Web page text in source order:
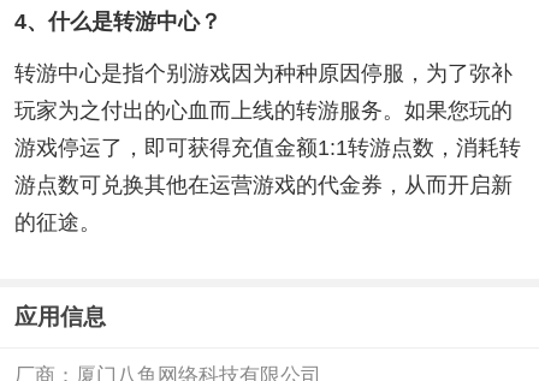
4、什么是转游中心？
转游中心是指个别游戏因为种种原因停服，为了弥补
玩家为之付出的心血而上线的转游服务。如果您玩的
游戏停运了，即可获得充值金额1:1转游点数，消耗转
游点数可兑换其他在运营游戏的代金券，从而开启新
的征途。
应用信息
厂商： 厦门八鱼网络科技有限公司